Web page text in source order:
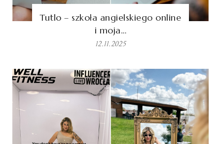
Tutlo – szkoła angielskiego online
i moja…
12.11.2025